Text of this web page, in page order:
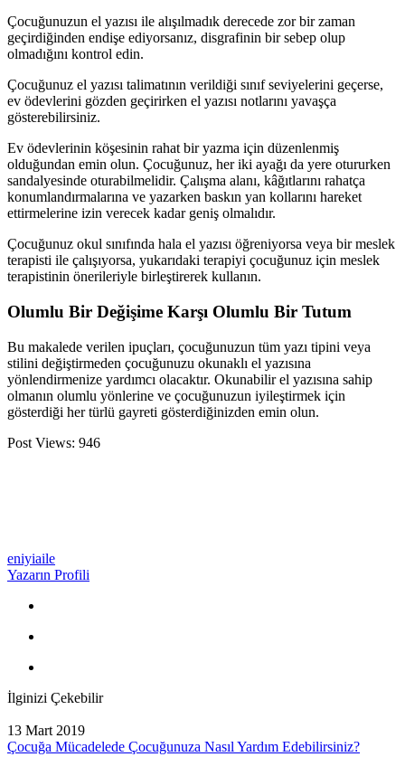
Çocuğunuzun el yazısı ile alışılmadık derecede zor bir zaman
geçirdiğinden endişe ediyorsanız, disgrafinin bir sebep olup
olmadığını kontrol edin.
Çocuğunuz el yazısı talimatının verildiği sınıf seviyelerini geçerse,
ev ödevlerini gözden geçirirken el yazısı notlarını yavaşça
gösterebilirsiniz.
Ev ödevlerinin köşesinin rahat bir yazma için düzenlenmiş
olduğundan emin olun. Çocuğunuz, her iki ayağı da yere otururken
sandalyesinde oturabilmelidir. Çalışma alanı, kâğıtlarını rahatça
konumlandırmalarına ve yazarken baskın yan kollarını hareket
ettirmelerine izin verecek kadar geniş olmalıdır.
Çocuğunuz okul sınıfında hala el yazısı öğreniyorsa veya bir meslek
terapisti ile çalışıyorsa, yukarıdaki terapiyi çocuğunuz için meslek
terapistinin önerileriyle birleştirerek kullanın.
Olumlu Bir Değişime Karşı Olumlu Bir Tutum
Bu makalede verilen ipuçları, çocuğunuzun tüm yazı tipini veya
stilini değiştirmeden çocuğunuzu okunaklı el yazısına
yönlendirmenize yardımcı olacaktır. Okunabilir el yazısına sahip
olmanın olumlu yönlerine ve çocuğunuzun iyileştirmek için
gösterdiği her türlü gayreti gösterdiğinizden emin olun.
Post Views: 946
eniyiaile
Yazarın Profili
İlginizi Çekebilir
13 Mart 2019
Çocuğa Mücadelede Çocuğunuza Nasıl Yardım Edebilirsiniz?